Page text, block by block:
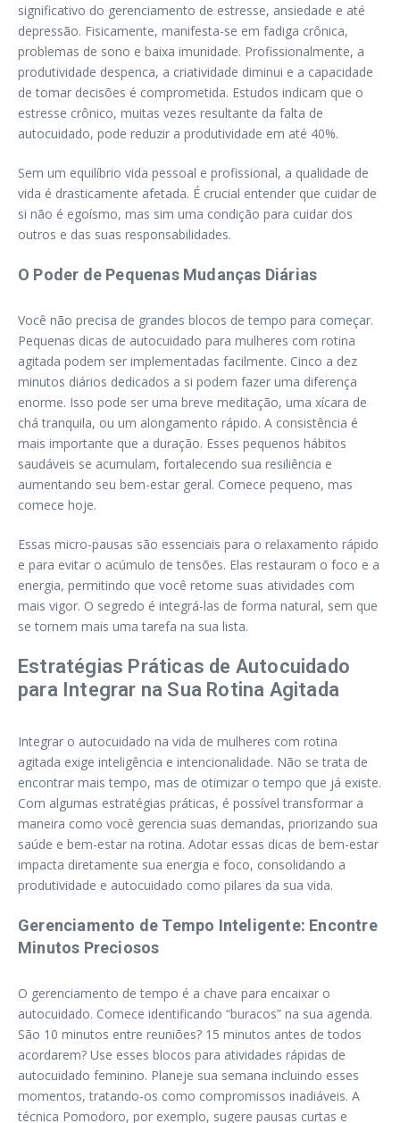
significativo do gerenciamento de estresse, ansiedade e até
depressão. Fisicamente, manifesta-se em fadiga crônica,
problemas de sono e baixa imunidade. Profissionalmente, a
produtividade despenca, a criatividade diminui e a capacidade
de tomar decisões é comprometida. Estudos indicam que o
estresse crônico, muitas vezes resultante da falta de
autocuidado, pode reduzir a produtividade em até 40%.
Sem um equilíbrio vida pessoal e profissional, a qualidade de
vida é drasticamente afetada. É crucial entender que cuidar de
si não é egoísmo, mas sim uma condição para cuidar dos
outros e das suas responsabilidades.
O Poder de Pequenas Mudanças Diárias
Você não precisa de grandes blocos de tempo para começar.
Pequenas dicas de autocuidado para mulheres com rotina
agitada podem ser implementadas facilmente. Cinco a dez
minutos diários dedicados a si podem fazer uma diferença
enorme. Isso pode ser uma breve meditação, uma xícara de
chá tranquila, ou um alongamento rápido. A consistência é
mais importante que a duração. Esses pequenos hábitos
saudáveis se acumulam, fortalecendo sua resiliência e
aumentando seu bem-estar geral. Comece pequeno, mas
comece hoje.
Essas micro-pausas são essenciais para o relaxamento rápido
e para evitar o acúmulo de tensões. Elas restauram o foco e a
energia, permitindo que você retome suas atividades com
mais vigor. O segredo é integrá-las de forma natural, sem que
se tornem mais uma tarefa na sua lista.
Estratégias Práticas de Autocuidado
para Integrar na Sua Rotina Agitada
Integrar o autocuidado na vida de mulheres com rotina
agitada exige inteligência e intencionalidade. Não se trata de
encontrar mais tempo, mas de otimizar o tempo que já existe.
Com algumas estratégias práticas, é possível transformar a
maneira como você gerencia suas demandas, priorizando sua
saúde e bem-estar na rotina. Adotar essas dicas de bem-estar
impacta diretamente sua energia e foco, consolidando a
produtividade e autocuidado como pilares da sua vida.
Gerenciamento de Tempo Inteligente: Encontre
Minutos Preciosos
O gerenciamento de tempo é a chave para encaixar o
autocuidado. Comece identificando “buracos” na sua agenda.
São 10 minutos entre reuniões? 15 minutos antes de todos
acordarem? Use esses blocos para atividades rápidas de
autocuidado feminino. Planeje sua semana incluindo esses
momentos, tratando-os como compromissos inadiáveis. A
técnica Pomodoro, por exemplo, sugere pausas curtas e